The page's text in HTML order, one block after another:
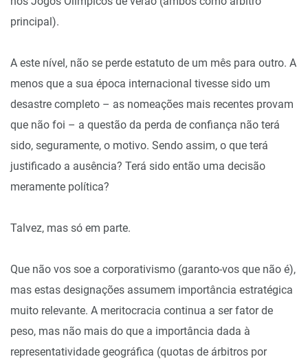
principal).
A este nível, não se perde estatuto de um mês para outro. A
menos que a sua época internacional tivesse sido um
desastre completo – as nomeações mais recentes provam
que não foi – a questão da perda de confiança não terá
sido, seguramente, o motivo. Sendo assim, o que terá
justificado a ausência? Terá sido então uma decisão
meramente política?
Talvez, mas só em parte.
Que não vos soe a corporativismo (garanto-vos que não é),
mas estas designações assumem importância estratégica
muito relevante. A meritocracia continua a ser fator de
peso, mas não mais do que a importância dada à
representatividade geográfica (quotas de árbitros por